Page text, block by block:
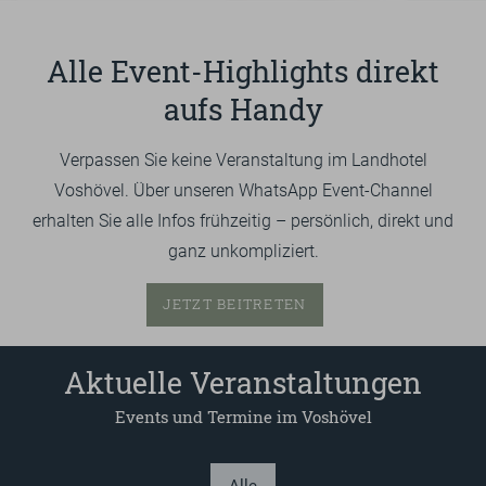
GUTSCHEINE & SHOP
EN
Suchbegriff
eingeben
Alle Event-Highlights direkt
aufs Handy
Verpassen Sie keine Veranstaltung im Landhotel
Voshövel. Über unseren WhatsApp Event-Channel
erhalten Sie alle Infos frühzeitig – persönlich, direkt und
ganz unkompliziert.
JETZT BEITRETEN
Aktuelle Veranstaltungen
Events und Termine im Voshövel